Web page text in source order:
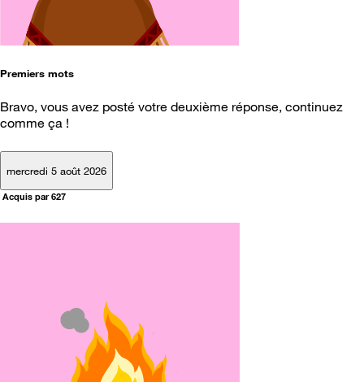
Premiers mots
Bravo, vous avez posté votre deuxième réponse, continuez
comme ça !
mercredi 5 août 2026
Acquis par 627